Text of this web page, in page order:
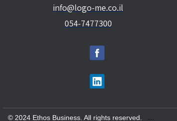
info@logo-me.co.il
054-7477300
...
© 2024 Ethos Business. All rights reserved.